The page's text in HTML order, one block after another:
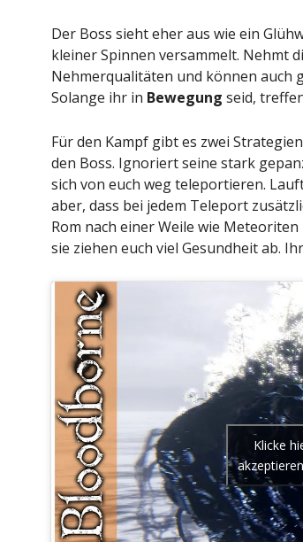
Der Boss sieht eher aus wie ein
kleiner Spinnen versammelt. Nehmt
Nehmerqualitäten und können auch
Solange ihr in Bewegung seid,
Für den Kampf gibt es zwei
den Boss. Ignoriert seine stark
sich von euch weg teleportieren.
aber, dass bei jedem Teleport
Rom nach einer Weile wie
sie ziehen euch viel Gesundheit ab.
Klicke